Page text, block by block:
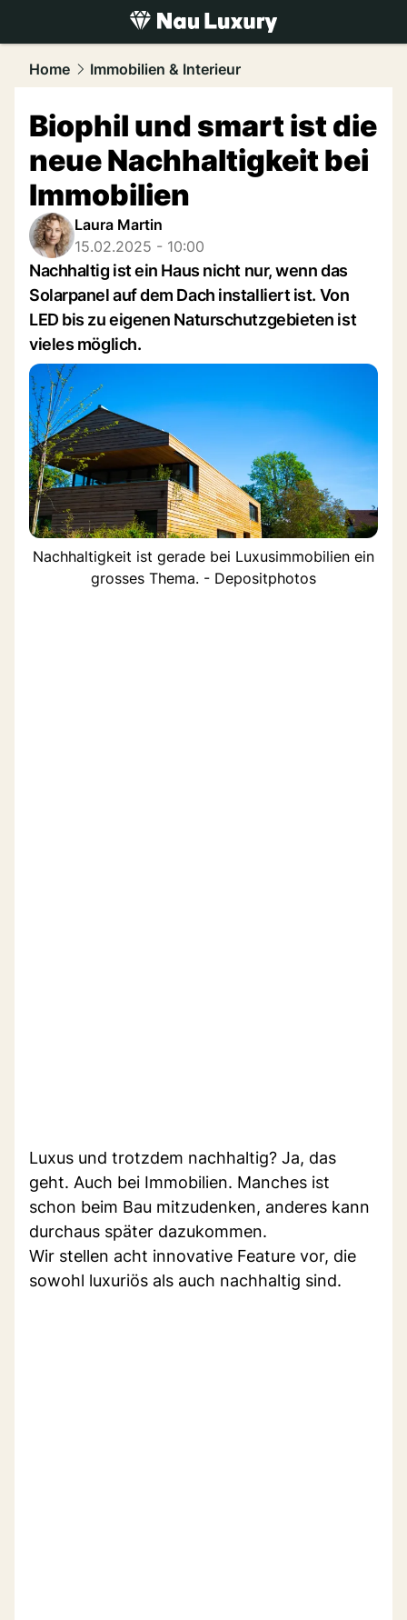
luxury.NAU.ch
Home Immobilien & Interieur
Biophil und smart ist die
neue Nachhaltigkeit bei
Immobilien
Laura Martin
15.02.2025 - 10:00
Nachhaltig ist ein Haus nicht nur, wenn das
Solarpanel auf dem Dach installiert ist. Von
LED bis zu eigenen Naturschutzgebieten ist
vieles möglich.
Nachhaltigkeit ist gerade bei Luxusimmobilien ein
grosses Thema. - Depositphotos
Luxus und trotzdem nachhaltig? Ja, das
geht. Auch bei Immobilien. Manches ist
schon beim Bau mitzudenken, anderes kann
durchaus später dazukommen.
Wir stellen acht innovative Feature vor, die
sowohl luxuriös als auch nachhaltig sind.